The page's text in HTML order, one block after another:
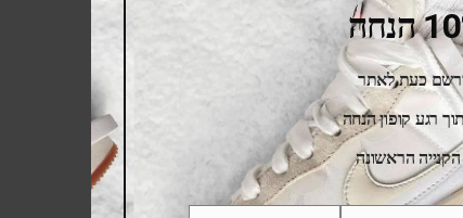
UGG Disquette
419.00₪
הנחה
כעת לאתר
רגע קופון הנחה
הראשונה